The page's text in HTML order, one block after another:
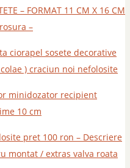
– FORMAT 11 CM X 16 CM
–
ciorapel sosete decorative
) craciun noi nefolosite
minidozator recipient
10 cm
pret 100 ron – Descriere
montat / extras valva roata